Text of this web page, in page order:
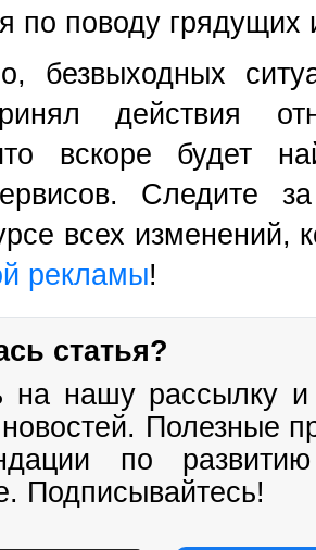
по поводу грядущих
безвыходных
действия
вскоре будет
Следите
всех
рекламы!
статья?
на нашу рассылку и
Полезные
по
Подписывайтесь!